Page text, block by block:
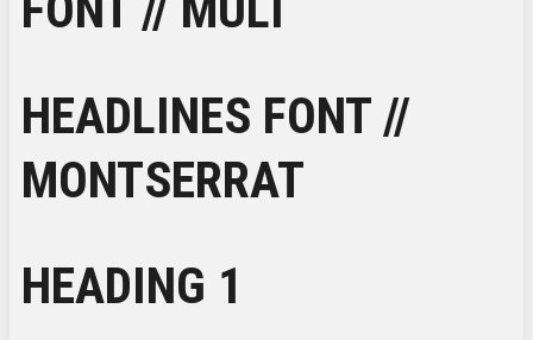
HEADLINES FONT //
MONTSERRAT
HEADING 1